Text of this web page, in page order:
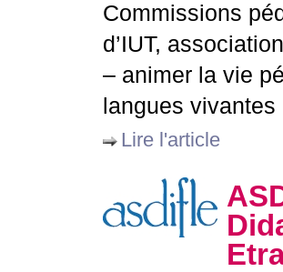
Commissions
d’IUT,
– animer la vie
langues
Lire l'article